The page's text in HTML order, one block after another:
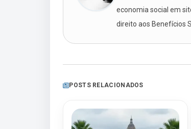
economia social em
direito aos Benefícios
POSTS RELACIONADOS